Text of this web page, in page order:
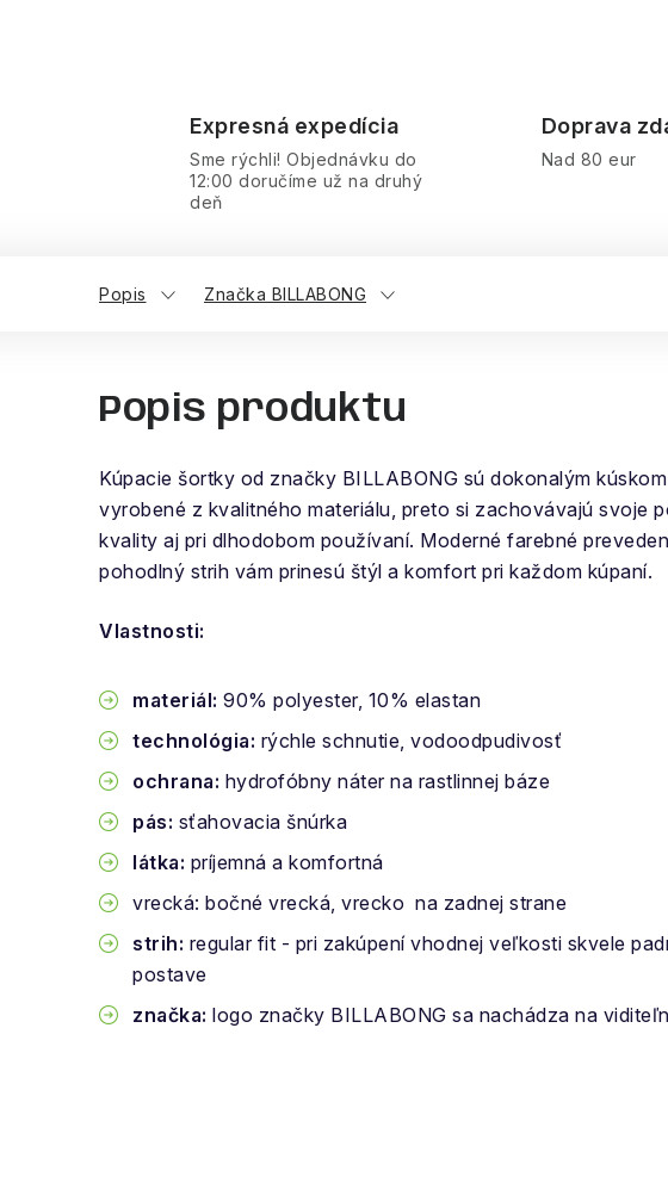
Expresná expedícia
Sme rýchli! Objednávku do
12:00 doručíme už na druhý
deň
Doprava
Nad 80 eur
Popis Značka BILLABONG
Popis produktu
Kúpacie šortky od značky BILLABONG sú dokonalým
vyrobené z kvalitného materiálu, preto si zachovávajú svoje
kvality aj pri dlhodobom používaní. Moderné farebné
pohodlný strih vám prinesú štýl a komfort pri každom kúpaní.
Vlastnosti:
materiál: 90% polyester, 10% elastan
technológia: rýchle schnutie, vodoodpudivosť
ochrana: hydrofóbny náter na rastlinnej báze
pás: sťahovacia šnúrka
látka: príjemná a komfortná
vrecká: bočné vrecká, vrecko na zadnej strane
strih: regular fit - pri zakúpení vhodnej veľkosti skvele
postave
značka: logo značky BILLABONG sa nachádza na